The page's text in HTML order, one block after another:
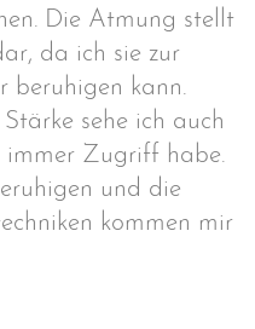
Die Atmung stellt
da ich sie zur
beruhigen kann.
sehe ich auch
immer Zugriff habe.
und die
kommen mir